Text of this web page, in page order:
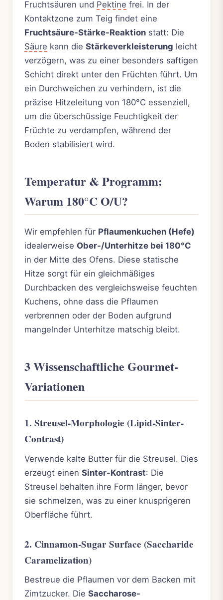
Fruchtsäuren und Pektine frei. In der
Kontaktzone zum Teig findet eine
Fruchtsäure-Stärke-Reaktion statt: Die
Säure kann die Stärkeverkleisterung leicht
verzögern, was zu einer besonders saftigen
Schicht direkt unter den Früchten führt. Um
ein Durchweichen zu verhindern, ist die
präzise Hitzeleitung von 180°C essenziell,
um die überschüssige Feuchtigkeit der
Früchte zu verdampfen, während der
Boden stabilisiert wird.
Temperatur & Programm:
Warum 180°C O/U?
Wir empfehlen für Pflaumenkuchen (Hefe)
idealerweise Ober-/Unterhitze bei 180°C
in der Mitte des Ofens. Diese statische
Hitze sorgt für ein gleichmäßiges
Durchbacken des vergleichsweise feuchten
Kuchens, ohne dass die Pflaumen
verbrennen oder der Boden aufgrund
mangelnder Unterhitze matschig bleibt.
3 Wissenschaftliche Gourmet-
Variationen
1. Streusel-Morphologie (Lipid-Sinter-
Contrast)
Verwende kalte Butter für die Streusel. Dies
erzeugt einen Sinter-Kontrast: Die
Streusel behalten ihre Form länger, bevor
sie schmelzen, was zu einer knusprigeren
Oberfläche führt.
2. Cinnamon-Sugar Surface (Saccharide
Caramelization)
Bestreue die Pflaumen vor dem Backen mit
Zimtzucker. Die Saccharose-